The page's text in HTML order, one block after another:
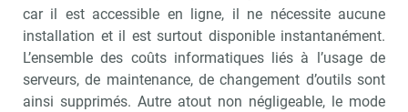
car il est accessible en ligne, il ne nécessite aucune
installation et il est surtout disponible instantanément.
L’ensemble des coûts informatiques liés à l’usage de
serveurs, de maintenance, de changement d’outils sont
ainsi supprimés. Autre atout non négligeable, le mode